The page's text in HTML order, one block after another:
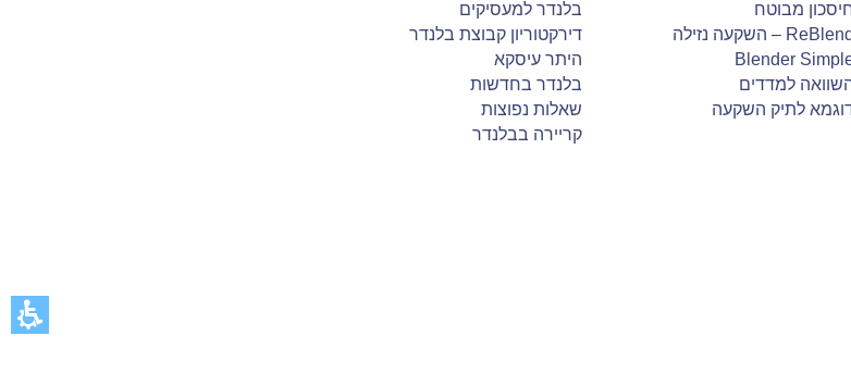
מבוטח
ReBlend – השקעה נזילה
Blender
למדדים
לתיק השקעה
בלנדר למעסיקים
דירקטוריון קבוצת בלנדר
היתר עיסקא
בלנדר בחדשות
שאלות נפוצות
קריירה בבלנדר